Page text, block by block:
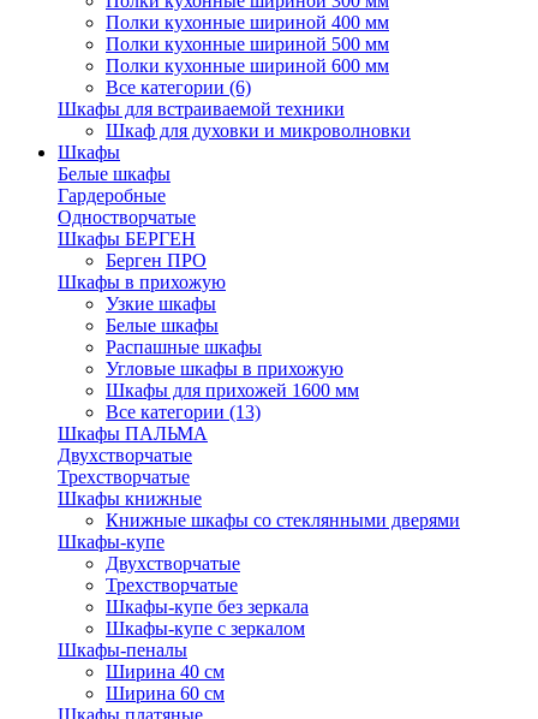
Полки кухонные шириной 400 мм
Полки кухонные шириной 500 мм
Полки кухонные шириной 600 мм
Все категории (6)
Шкафы для встраиваемой техники
Шкаф для духовки и микроволновки
Шкафы
Белые шкафы
Гардеробные
Одностворчатые
Шкафы БЕРГЕН
Берген ПРО
Шкафы в прихожую
Узкие шкафы
Белые шкафы
Распашные шкафы
Угловые шкафы в прихожую
Шкафы для прихожей 1600 мм
Все категории (13)
Шкафы ПАЛЬМА
Двухстворчатые
Трехстворчатые
Шкафы книжные
Книжные шкафы со стеклянными дверями
Шкафы-купе
Двухстворчатые
Трехстворчатые
Шкафы-купе без зеркала
Шкафы-купе с зеркалом
Шкафы-пеналы
Ширина 40 см
Ширина 60 см
Шкафы платяные